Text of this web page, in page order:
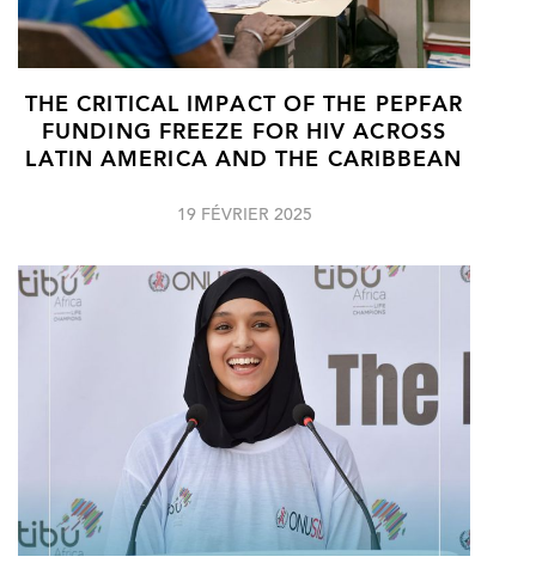
THE CRITICAL IMPACT OF THE PEPFAR
FUNDING FREEZE FOR HIV ACROSS
LATIN AMERICA AND THE CARIBBEAN
19 FÉVRIER 2025